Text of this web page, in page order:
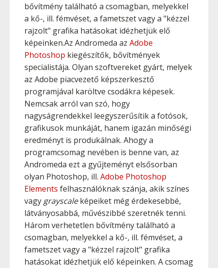
bővítmény található a csomagban, melyekkel
a kő-, ill. fémvéset, a fametszet vagy a "kézzel
rajzolt" grafika hatásokat idézhetjük elő
képeinken.Az Andromeda az Adobe
Photoshop kiegészítők, bővítmények
specialistája. Olyan szoftvereket gyárt, melyek
az Adobe piacvezető képszerkesztő
programjával karöltve csodákra képesek.
Nemcsak arról van szó, hogy
nagyságrendekkel leegyszerűsítik a fotósok,
grafikusok munkáját, hanem igazán minőségi
eredményt is produkálnak. Ahogy a
programcsomag nevében is benne van, az
Andromeda ezt a gyűjteményt elsősorban
olyan Photoshop, ill. Adobe Photoshop
Elements felhasználóknak szánja, akik színes
vagy grayscaleképeiket még érdekesebbé,
látványosabbá, művészibbé szeretnék tenni.
Három verhetetlen bővítmény található a
csomagban, melyekkel a kő-, ill. fémvéset, a
fametszet vagy a "kézzel rajzolt" grafika
hatásokat idézhetjük elő képeinken. A csomag